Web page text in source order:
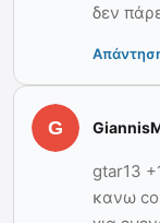
δεν
gtar13
κανω